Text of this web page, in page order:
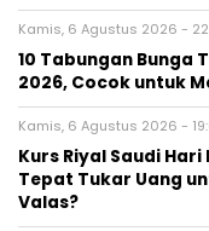
Kamis, 6 Agustus 2026 -
10 Tabungan Bunga
2026, Cocok untuk
Kamis, 6 Agustus 2026 -
Kurs Riyal Saudi Hari
Tepat Tukar Uang
Valas?